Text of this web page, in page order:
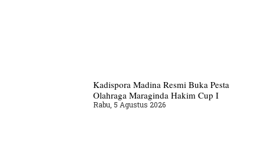
Kadispora Madina Resmi Buka Pesta
Olahraga Maraginda Hakim Cup I
Rabu, 5 Agustus 2026